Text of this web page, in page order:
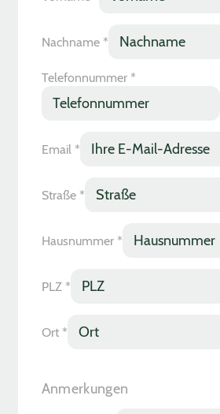
Nachname *
Telefonnummer *
Email *
Straße *
Hausnummer *
PLZ *
Ort *
Anmerkungen